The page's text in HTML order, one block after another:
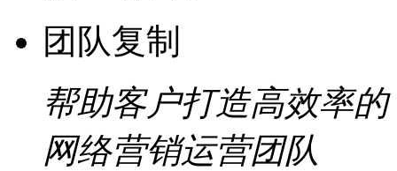
团队复制
帮助客户打造高效率的
网络营销运营团队